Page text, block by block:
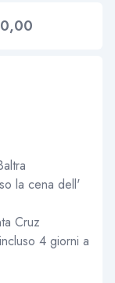
la cena dell'
Cruz
4 giorni a